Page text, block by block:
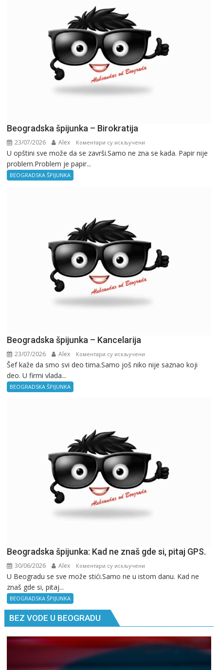
Beogradska špijunka – Birokratija
23/07/2026 Alex Коментари су искључени
Beogradska
U opštini sve može da se završi.Samo ne zna se kada. Papir nije
problem.Problem je papir...
BEOGRADSKA ŠPIJUNKA
Beogradska špijunka – Kancelarija
23/07/2026 Alex Коментари су искључени
Beogradska
Šef kaže da smo svi deo tima.Samo još niko nije saznao koji
deo. U firmi vlada...
BEOGRADSKA ŠPIJUNKA
Beogradska špijunka: Kad ne znaš gde si, pitaj GPS.
30/06/2026 Alex Коментари су искључени
Beogradska
si,
U Beogradu se sve može stići.Samo ne u istom danu. Kad ne
znaš gde si, pitaj...
BEOGRADSKA ŠPIJUNKA
BEZ VODE U BEOGRADU